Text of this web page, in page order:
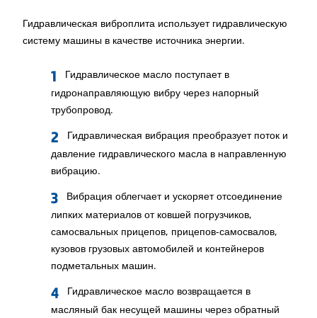
Гидравлическая виброплита использует гидравлическую
систему машины в качестве источника энергии.
Гидравлическое масло поступает в
гидронаправляющую вибру через напорный
трубопровод.
Гидравлическая вибрация преобразует поток и
давление гидравлического масла в направленную
вибрацию.
Вибрация облегчает и ускоряет отсоединение
липких материалов от ковшей погрузчиков,
самосвальных прицепов, прицепов-самосвалов,
кузовов грузовых автомобилей и контейнеров
подметальных машин.
Гидравлическое масло возвращается в
масляный бак несущей машины через обратный